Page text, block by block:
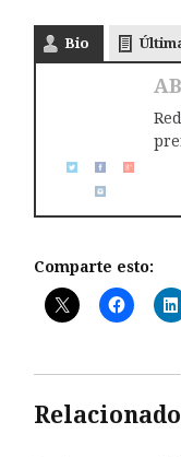
Bio
Comparte esto:
Relacionado